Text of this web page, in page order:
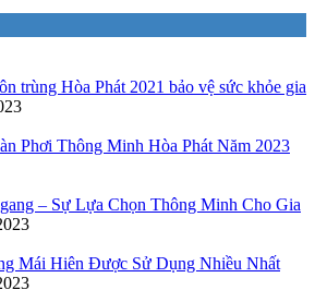
trùng Hòa Phát 2021 bảo vệ sức khỏe gia
Phơi Thông Minh Hòa Phát Năm 2023
– Sự Lựa Chọn Thông Minh Cho Gia
Mái Hiên Được Sử Dụng Nhiều Nhất